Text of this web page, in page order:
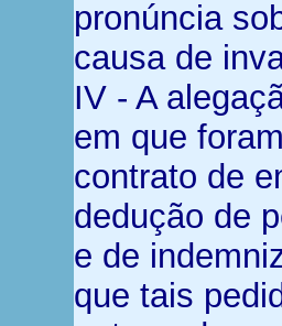
pronúncia
causa de
IV - A
em que
contrato de
dedução de
e de
que tais